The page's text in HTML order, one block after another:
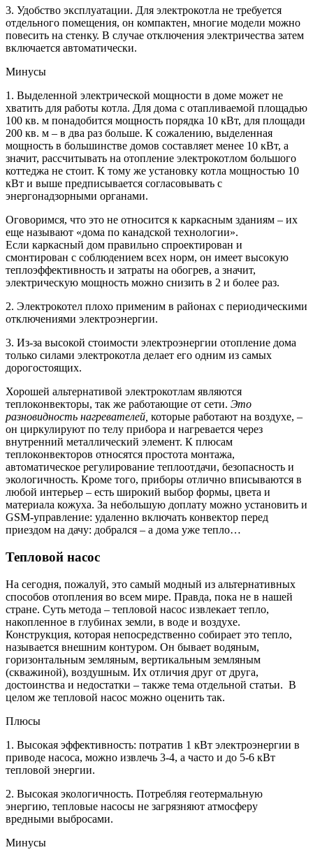
3. Удобство эксплуатации. Для электрокотла не требуется
отдельного помещения, он компактен, многие модели можно
повесить на стенку. В случае отключения электричества затем
включается автоматически.
Минусы
1. Выделенной электрической мощности в доме может не
хватить для работы котла. Для дома с отапливаемой площадью
100 кв. м понадобится мощность порядка 10 кВт, для площади
200 кв. м – в два раз больше. К сожалению, выделенная
мощность в большинстве домов составляет менее 10 кВт, а
значит, рассчитывать на отопление электрокотлом большого
коттеджа не стоит. К тому же установку котла мощностью 10
кВт и выше предписывается согласовывать с
энергонадзорными органами.
Оговоримся, что это не относится к каркасным зданиям – их
еще называют «дома по канадской технологии».
Если каркасный дом правильно спроектирован и
смонтирован с соблюдением всех норм, он имеет высокую
теплоэффективность и затраты на обогрев, а значит,
электрическую мощность можно снизить в 2 и более раз.
2. Электрокотел плохо применим в районах с периодическими
отключениями электроэнергии.
3. Из-за высокой стоимости электроэнергии отопление дома
только силами электрокотла делает его одним из самых
дорогостоящих.
Хорошей альтернативой электрокотлам являются
теплоконвекторы, так же работающие от сети. Это
разновидность нагревателей, которые работают на воздухе, –
он циркулируют по телу прибора и нагревается через
внутренний металлический элемент. К плюсам
теплоконвекторов относятся простота монтажа,
автоматическое регулирование теплоотдачи, безопасность и
экологичность. Кроме того, приборы отлично вписываются в
любой интерьер – есть широкий выбор формы, цвета и
материала кожуха. За небольшую доплату можно установить и
GSM-управление: удаленно включать конвектор перед
приездом на дачу: добрался – а дома уже тепло…
Тепловой насос
На сегодня, пожалуй, это самый модный из альтернативных
способов отопления во всем мире. Правда, пока не в нашей
стране. Суть метода – тепловой насос извлекает тепло,
накопленное в глубинах земли, в воде и воздухе.
Конструкция, которая непосредственно собирает это тепло,
называется внешним контуром. Он бывает водяным,
горизонтальным земляным, вертикальным земляным
(скважиной), воздушным. Их отличия друг от друга,
достоинства и недостатки – также тема отдельной статьи. В
целом же тепловой насос можно оценить так.
Плюсы
1. Высокая эффективность: потратив 1 кВт электроэнергии в
приводе насоса, можно извлечь 3-4, а часто и до 5-6 кВт
тепловой энергии.
2. Высокая экологичность. Потребляя геотермальную
энергию, тепловые насосы не загрязняют атмосферу
вредными выбросами.
Минусы